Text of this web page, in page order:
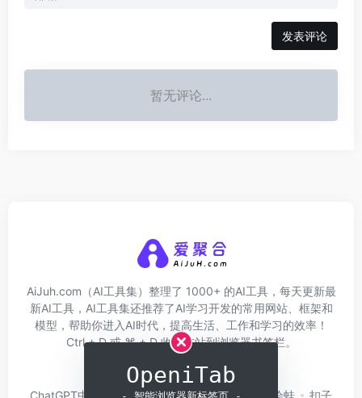
发表评论
暂无评论...
AiJuh.com（AI工具集）整理了 1000+ 的AI工具，每天更新最
新AI工具，AI工具集还推荐了AI学习开发的常用网站、框架和
模型，帮助你进入AI时代，提高生活、工作和学习的效率！
Ctrl + D 或 ⌘ + D 收藏本站到浏览器书签栏。
关于我们
网址收录
ChatGPT中文版
问小白 硅基流动 Trae 绘蛙 扣子
OpeniTab